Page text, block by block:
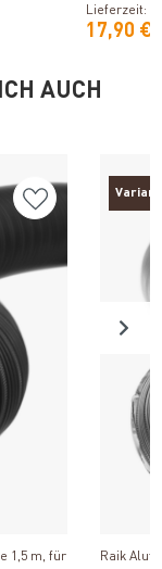
Lieferzeit: 1
17,90 €
AUCH
1,5 m, für
Raik